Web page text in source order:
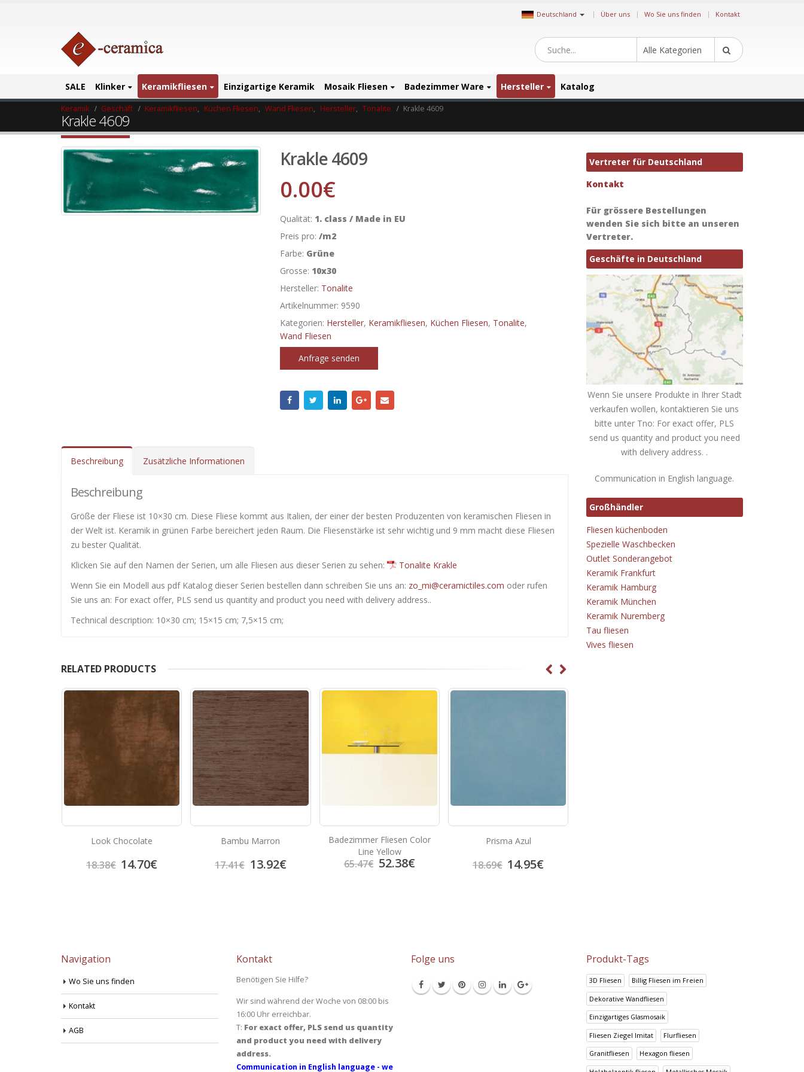
Deutschland | Über uns Wo Sie uns finden Kontakt
Alle Kategorien
SALE Klinker Keramikfliesen Einzigartige Keramik Mosaik Fliesen Badezimmer Ware Hersteller Katalog
Keramik Geschäft Keramikfliesen, Küchen Fliesen, Wand Fliesen, Hersteller, Tonalite Krakle 4609
Krakle 4609
Krakle 4609
0.00€
Qualität: 1. class / Made in EU
Preis pro: /m2
Farbe: Grüne
Grosse: 10x30
Hersteller: Tonalite
Artikelnummer: 9590
Kategorien: Hersteller, Keramikfliesen, Küchen Fliesen, Tonalite,
Wand Fliesen
Anfrage senden
Beschreibung Zusätzliche Informationen
Beschreibung
Größe der Fliese ist 10×30 cm. Diese Fliese kommt aus Italien, der einer der besten Produzenten von keramischen Fliesen in
der Welt ist. Keramik in grünen Farbe bereichert jeden Raum. Die Fliesenstärke ist sehr wichtig und 9 mm macht diese Fliesen
zu bester Qualität.
Klicken Sie auf den Namen der Serien, um alle Fliesen ​​aus dieser Serien zu sehen:
Tonalite Krakle
Wenn Sie ein Modell aus pdf Katalog dieser Serien bestellen dann schreiben Sie uns an: zo_mi@ceramictiles.com oder rufen
Sie uns an: For exact offer, PLS send us quantity and product you need with delivery address..
Technical description: 10×30 cm; 15×15 cm; 7,5×15 cm;
RELATED PRODUCTS
Look Chocolate
18.38€ 14.70€
Bambu Marron
17.41€ 13.92€
Badezimmer Fliesen Color
Line Yellow
65.47€ 52.38€
Prisma Azul
18.69€ 14.95€
Vertreter für Deutschland
Kontakt
Für grössere Bestellungen
wenden Sie sich bitte an unseren
Vertreter.
Geschäfte in Deutschland
Wenn Sie unsere Produkte in Ihrer Stadt
verkaufen wollen, kontaktieren Sie uns
bitte unter Tno: For exact offer, PLS
send us quantity and product you need
with delivery address. .
Communication in English language.
Großhändler
Fliesen küchenboden
Spezielle Waschbecken
Outlet Sonderangebot
Keramik Frankfurt
Keramik Hamburg
Keramik München
Keramik Nuremberg
Tau fliesen
Vives fliesen
Navigation
Wo Sie uns finden
Kontakt
AGB
Kontakt
Benötigen Sie Hilfe?
Wir sind während der Woche von 08:00 bis
16:00 Uhr erreichbar.
T: For exact offer, PLS send us quantity
and product you need with delivery
address.
Communication in English language - we
Folge uns Produkt-Tags
3D Fliesen Billig Fliesen im Freien
Dekorative Wandfliesen
Einzigartiges Glasmosaik
Fliesen Ziegel Imitat Flurfliesen
Granitfliesen Hexagon fliesen